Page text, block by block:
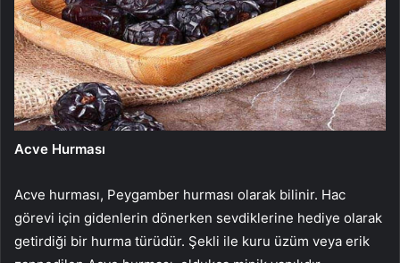
Acve Hurması
Acve hurması, Peygamber hurması olarak bilinir. Hac
görevi için gidenlerin dönerken sevdiklerine hediye olarak
getirdiği bir hurma türüdür. Şekli ile kuru üzüm veya erik